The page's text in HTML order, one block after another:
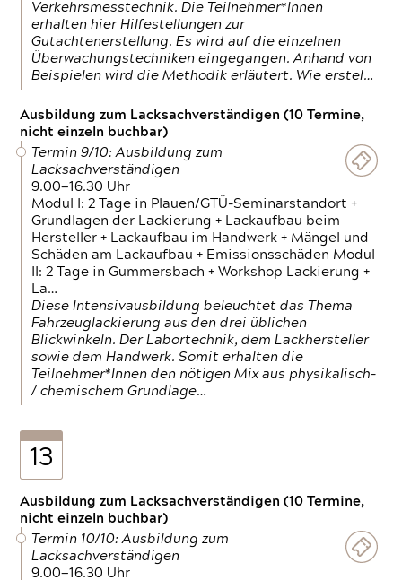
Verkehrsmesstechnik. Die Teilnehmer*Innen
erhalten hier Hilfestellungen zur
Gutachtenerstellung. Es wird auf die einzelnen
Überwachungstechniken eingegangen. Anhand von
Beispielen wird die Methodik erläutert. Wie erstel…
Ausbildung zum Lacksachverständigen (10 Termine,
nicht einzeln buchbar)
Termin 9/10: Ausbildung zum
Lacksachverständigen
9.00—16.30 Uhr
Modul I: 2 Tage in Plauen/GTÜ-Seminarstandort +
Grundlagen der Lackierung + Lackaufbau beim
Hersteller + Lackaufbau im Handwerk + Mängel und
Schäden am Lackaufbau + Emissionsschäden Modul
II: 2 Tage in Gummersbach + Workshop Lackierung +
La…
Diese Intensivausbildung beleuchtet das Thema
Fahrzeuglackierung aus den drei üblichen
Blickwinkeln. Der Labortechnik, dem Lackhersteller
sowie dem Handwerk. Somit erhalten die
Teilnehmer*Innen den nötigen Mix aus physikalisch-
/ chemischem Grundlage…
13
Ausbildung zum Lacksachverständigen (10 Termine,
nicht einzeln buchbar)
Termin 10/10: Ausbildung zum
Lacksachverständigen
9.00—16.30 Uhr